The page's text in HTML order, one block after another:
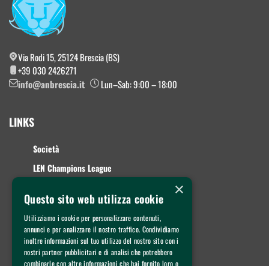
Via Rodi 15, 25124 Brescia (BS)
+39 030 2426271
info@anbrescia.it
Lun–Sab: 9:00 – 18:00
LINKS
Società
LEN Champions League
A2 Femminile
Giovanili
Summer Camp
×
Questo sito web utilizza cookie
Utilizziamo i cookie per personalizzare contenuti,
annunci e per analizzare il nostro traffico. Condividiamo
inoltre informazioni sul tuo utilizzo del nostro sito con i
nostri partner pubblicitari e di analisi che potrebbero
combinarle con altre informazioni che hai fornito loro o